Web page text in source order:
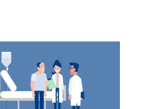
FSK - MOTION DESIGN
SERVICE MÉDICAL